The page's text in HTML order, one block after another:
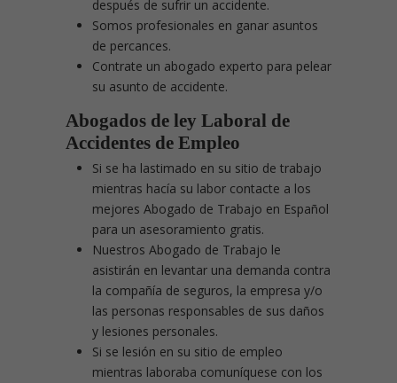
después de sufrir un accidente.
Somos profesionales en ganar asuntos
de percances.
Contrate un abogado experto para pelear
su asunto de accidente.
Abogados de ley Laboral de
Accidentes de Empleo
Si se ha lastimado en su sitio de trabajo
mientras hacía su labor contacte a los
mejores Abogado de Trabajo en Español
para un asesoramiento gratis.
Nuestros Abogado de Trabajo le
asistirán en levantar una demanda contra
la compañía de seguros, la empresa y/o
las personas responsables de sus daños
y lesiones personales.
Si se lesión en su sitio de empleo
mientras laboraba comuníquese con los